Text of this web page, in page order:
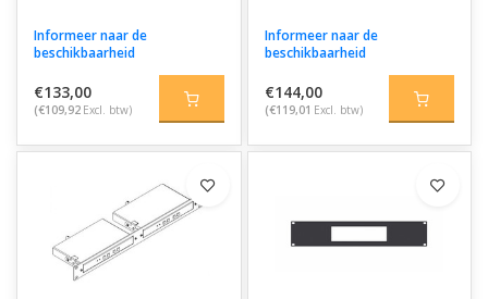
Informeer naar de
beschikbaarheid
€133,00
(€109,92 Excl. btw)
Informeer naar de
beschikbaarheid
€144,00
(€119,01 Excl. btw)